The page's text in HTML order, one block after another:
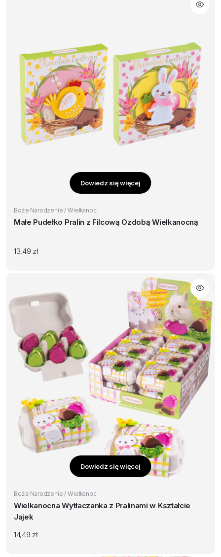
Dowiedz się więcej
Boże Narodzenie / Wielkanoc
Małe Pudełko Pralin z Filcową Ozdobą Wielkanocną
13,49 zł
Dowiedz się więcej
Boże Narodzenie / Wielkanoc
Wielkanocna Wytłaczanka z Pralinami w Kształcie
Jajek
14,49 zł